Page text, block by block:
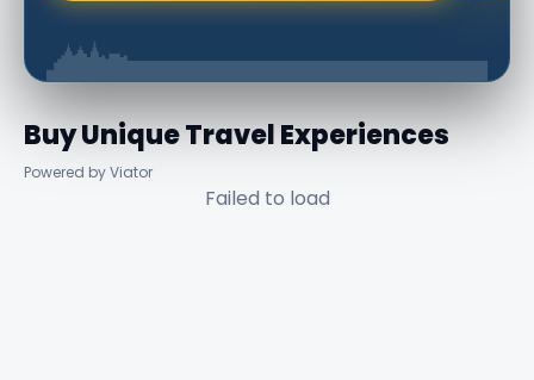
Buy Unique Travel Experiences
Powered by Viator
Failed to load